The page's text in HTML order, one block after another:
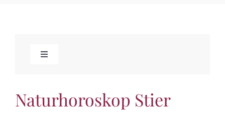
Kostenlose Horoskope
Toggle
50 Plus Horoskop
Naturhoroskop Stier